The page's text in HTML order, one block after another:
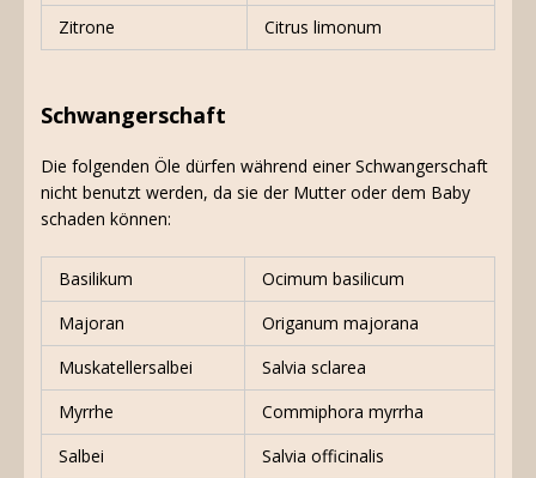
Zitrone Citrus limonum
Schwangerschaft
Die folgenden Öle dürfen während einer Schwangerschaft
nicht benutzt werden, da sie der Mutter oder dem Baby
schaden können:
Basilikum
Ocimum basilicum
Majoran
Origanum majorana
Muskatellersalbei
Salvia sclarea
Myrrhe
Commiphora myrrha
Salbei
Salvia officinalis